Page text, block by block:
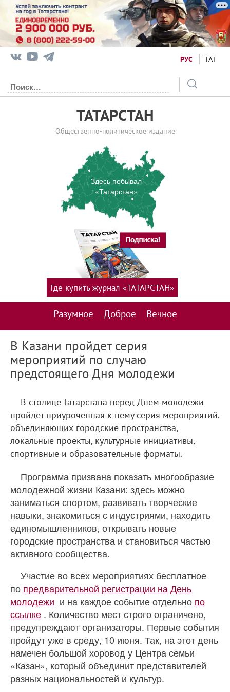
РУС ТАТ
ТАТАРСТАН
Общественно-политическое издание
Здесь побывал
«Татарстан»
Разумное Доброе Вечное
Где купить журнал «ТАТАРСТАН»
В Казани пройдет серия
мероприятий по случаю
предстоящего Дня молодежи
В столице Татарстана перед Днем молодежи
пройдет приуроченная к нему серия мероприятий,
объединяющих городские пространства,
локальные проекты, культурные инициативы,
спортивные и образовательные форматы.
Программа призвана показать многообразие
молодежной жизни Казани: здесь можно
заниматься спортом, развивать творческие
навыки, знакомиться с индустриями, находить
единомышленников, открывать новые
городские пространства и становиться частью
активного сообщества.
Участие во всех мероприятиях бесплатное
по предварительной регистрации на День
молодежи и на каждое событие отдельно по
ссылке . Количество мест строго ограничено,
предупреждают организаторы. Первые события
пройдут уже в среду, 10 июня. Так, на этот день
намечен большой хоровод у Центра семьи
«Казан», который объединит представителей
разных национальностей и культур.